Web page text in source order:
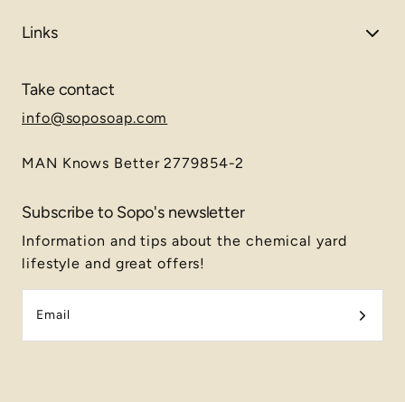
Links
Take contact
info@soposoap.com
MAN Knows Better 2779854-2
Subscribe to Sopo's newsletter
Information and tips about the chemical yard
lifestyle and great offers!
Email